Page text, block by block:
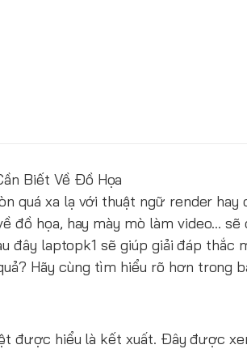
Biết Về Đồ Họa
quá xa lạ với thuật ngữ render hay
đồ họa, hay mày mò làm video…
đây laptopk1 sẽ giúp giải đáp thắc
Hãy cùng tìm hiểu rõ hơn trong
được hiểu là kết xuất. Đây được